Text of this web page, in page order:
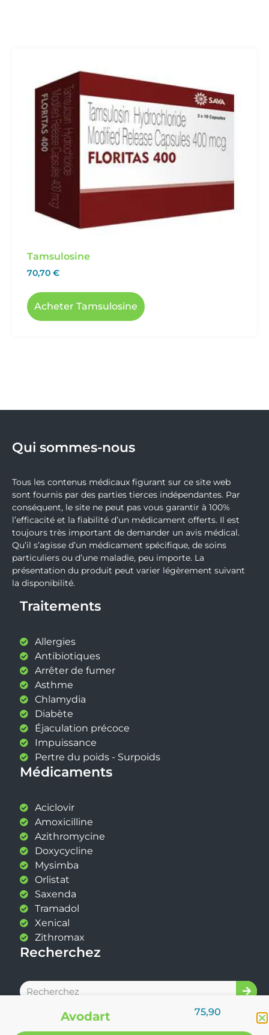
Tamsulosine
70,70 €
Acheter Tamsulosine
Qui sommes-nous
Tous les contenus médicaux figurant sur ce site web
sont fournis par des parties tierces indépendantes. Par
conséquent, le site ne peut pas vous garantir à 100%
l’efficacité et la fiabilité d’un médicament offerts. Il est
toujours très important de demander un avis médical.
Qu’il s’agisse d’un médicament spécifique, de soins
particuliers ou d’une maladie, peu importe. La
présentation du produit peut varier légèrement suivant
la disponibilité.
Traitements
Allergies
Antibiotiques
Arrêter de fumer
Asthme
Chlamydia
Diabète
Éjaculation précoce
Impuissance
Pertre du poids - Surpoids
Médicaments
Aciclovir
Amoxicilline
Azithromycine
Doxycycline
Mysimba
Orlistat
Saxenda
Tramadol
Xenical
Zithromax
Recherchez
Avodart 75,90